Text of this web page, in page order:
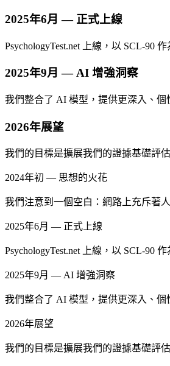
2025年6月 — 正式上線
PsychologyTest.net 上線，以 SCL-90
2025年9月 — AI 增強洞察
我們整合了 AI 模型，提供更深入、
2026年展望
我們的目標是擴展我們的證據基礎評
2024年初 — 思想的火花
我們注意到一個空白：網路上充斥著
2025年6月 — 正式上線
PsychologyTest.net 上線，以 SCL-90
2025年9月 — AI 增強洞察
我們整合了 AI 模型，提供更深入、
2026年展望
我們的目標是擴展我們的證據基礎評